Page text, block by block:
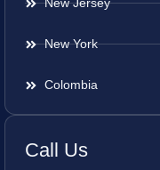
New Jersey
New York
Colombia
Call Us